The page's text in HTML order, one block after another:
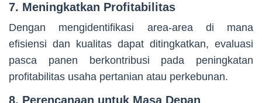
7. Meningkatkan Profitabilitas
Dengan mengidentifikasi area-area di mana
efisiensi dan kualitas dapat ditingkatkan, evaluasi
pasca panen berkontribusi pada peningkatan
profitabilitas usaha pertanian atau perkebunan.
8. Perencanaan untuk Masa Depan